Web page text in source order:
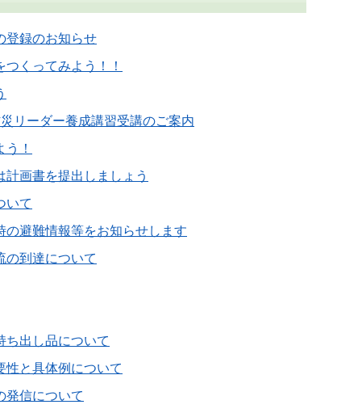
登録のお知らせ
つくってみよう！！
リーダー養成講習受講のご案内
！
計画書を提出しましょう
いて
の避難情報等をお知らせします
の到達について
ち出し品について
性と具体例について
発信について